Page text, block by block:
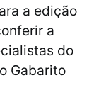
a edição
a
do
Gabarito